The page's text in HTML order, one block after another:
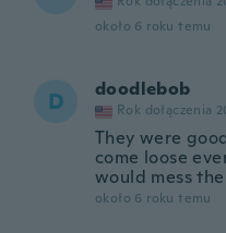
około 6 roku temu
D doodlebob
Rok dołączenia
They were
come loose
would mess
około 6 roku temu